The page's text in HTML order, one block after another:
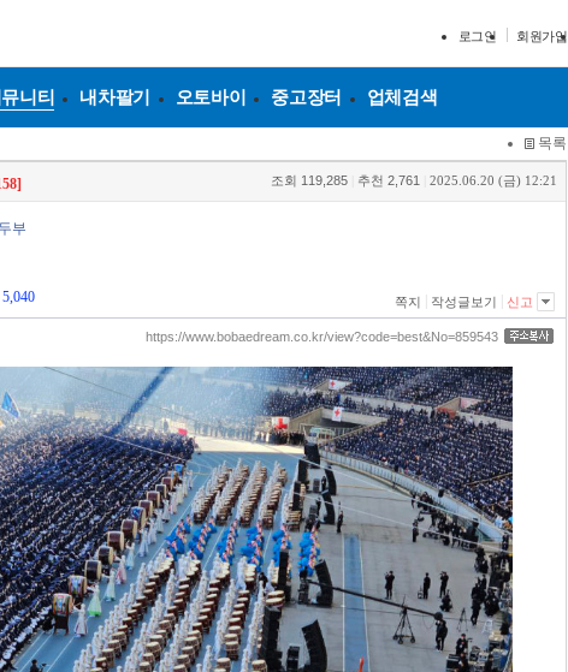
로그인 회원가입
니티 내차팔기 오토바이 중고장터 업체검색
목록
조회 119,285 추천 2,761 2025.06.20 (금) 12:21
부
5,040 쪽지 작성글보기 신고
https://www.bobaedream.co.kr/view?code=best&No=859543